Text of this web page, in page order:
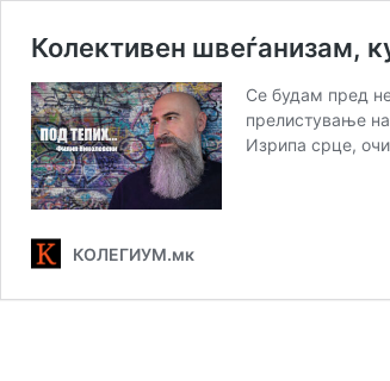
Колективен швеѓанизам,
Се будам пред
прелистување
Изрипа срце,
КОЛЕГИУМ.мк